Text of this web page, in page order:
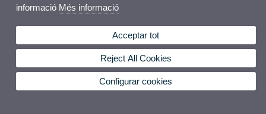
informació Més informació
Acceptar tot
Reject All Cookies
Configurar cookies